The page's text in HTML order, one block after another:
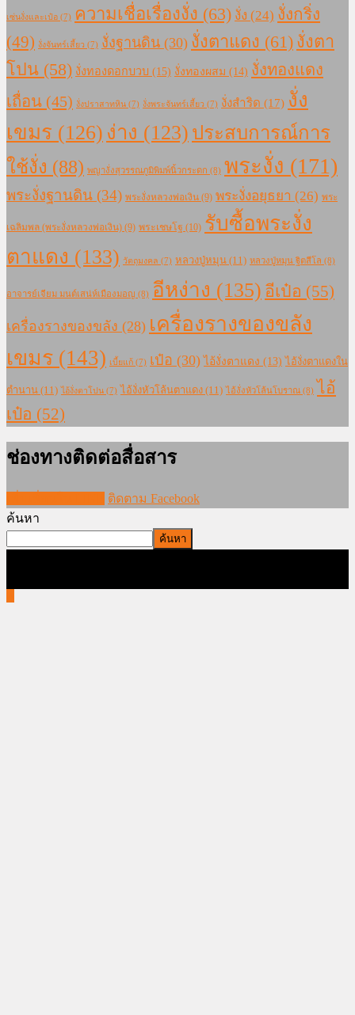
เซ่นงั่งและเป๋อ (7) ความเชื่อเรื่องงั่ง (63) งั่ง (24) งั่งกริ่ง
(49) งั่งจันทร์เสี้ยว (7) งั่งฐานดิน (30) งั่งตาแดง (61) งั่งตา
โปน (58) งั่งทองดอกบวบ (15) งั่งทองผสม (14) งั่งทองแดง
เถื่อน (45) งั่งปราสาทหิน (7) งั่งพระจันทร์เสี้ยว (7) งั่งสำริด (17) งั่ง
เขมร (126) ง่าง (123) ประสบการณ์การ
ใช้งั่ง (88) พญางั่งสุวรรณภูมิพิมพ์นิ้วกระดก (8) พระงั่ง (171)
พระงั่งฐานดิน (34) พระงั่งหลวงพ่อเงิน (9) พระงั่งอยุธยา (26) พระ
เฉลิมพล (พระงั่งหลวงพ่อเงิน) (9) พระเชษโฐ (10) รับซื้อพระงั่ง
ตาแดง (133) วัตถุมงคล (7) หลวงปู่หมุน (11) หลวงปู่หมุน ฐิตสีโล (8)
อาจารย์เจียม มนต์เสน่ห์เมืองมอญ (8) อีหง่าง (135) อีเป๋อ (55)
เครื่องรางของขลัง (28) เครื่องรางของขลัง
เขมร (143) เบี้ยแก้ (7) เป๋อ (30) ไอ้งั่งตาแดง (13) ไอ้งั่งตาแดงใน
ตำนาน (11) ไอ้งั่งตาโปน (7) ไอ้งั่งหัวโล้นตาแดง (11) ไอ้งั่งหัวโล้นโบราณ (8) ไอ้
เป๋อ (52)
ช่องทางติดต่อสื่อสาร
ติดตาม Facebook
ค้นหา
ค้นหา